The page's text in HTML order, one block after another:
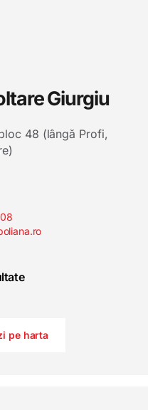
Giurgiu
48 (lângă Profi,
pe harta